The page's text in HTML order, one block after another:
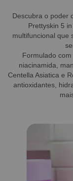
Descubra o poder
Prettyskin 5
multifuncional que
Formulado
niacinamida,
Centella Asiatica e
antioxidantes,